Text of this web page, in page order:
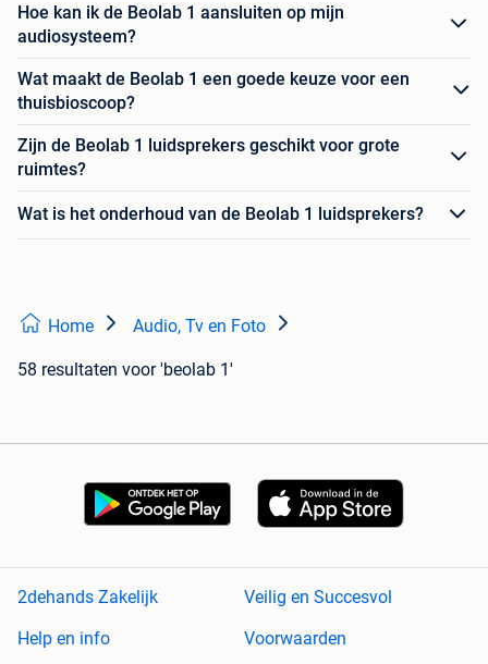
Hoe kan ik de Beolab 1 aansluiten op mijn
audiosysteem?
Wat maakt de Beolab 1 een goede keuze voor een
thuisbioscoop?
Zijn de Beolab 1 luidsprekers geschikt voor grote
ruimtes?
Wat is het onderhoud van de Beolab 1 luidsprekers?
Home Audio, Tv en Foto
58 resultaten voor 'beolab 1'
2dehands Zakelijk
Veilig en Succesvol
Help en info
Voorwaarden